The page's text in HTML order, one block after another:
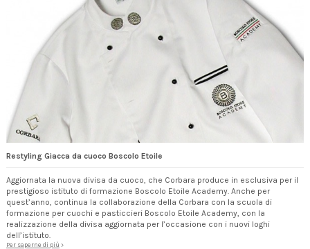
Restyling Giacca da cuoco Boscolo Etoile
Aggiornata la nuova divisa da cuoco, che Corbara produce in esclusiva per il
prestigioso istituto di formazione Boscolo Etoile Academy. Anche per
quest’anno, continua la collaborazione della Corbara con la scuola di
formazione per cuochi e pasticcieri Boscolo Etoile Academy, con la
realizzazione della divisa aggiornata per l’occasione con i nuovi loghi
dell’istituto.
Per saperne di più